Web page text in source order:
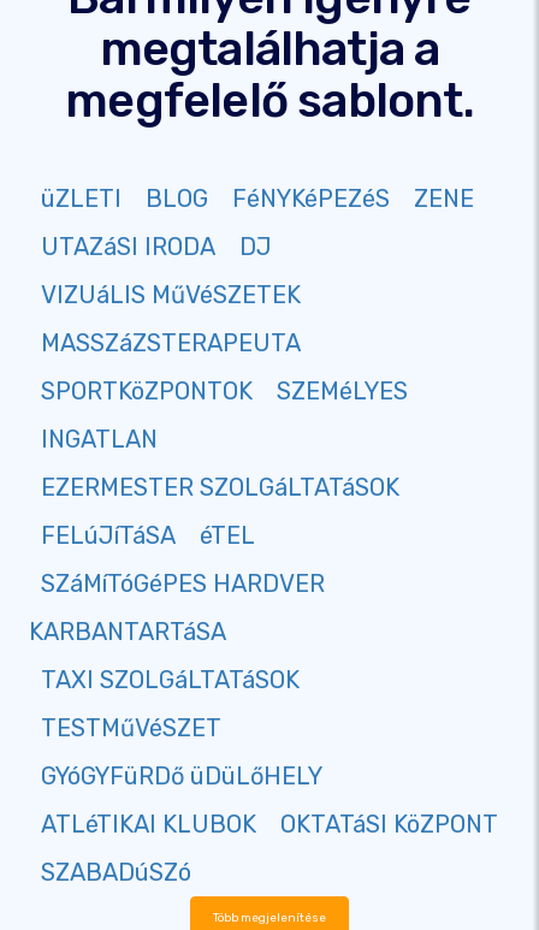
megtalálhatja a
megfelelő sablont.
üZLETI BLOG FéNYKéPEZéS
ZENE
UTAZáSI IRODA
DJ
VIZUáLIS MűVéSZETEK
MASSZáZSTERAPEUTA
SPORTKöZPONTOK
SZEMéLYES
INGATLAN
EZERMESTER SZOLGáLTATáSOK
FELúJíTáSA
éTEL
SZáMíTóGéPES HARDVER
KARBANTARTáSA
TAXI SZOLGáLTATáSOK
TESTMűVéSZET
GYóGYFüRDő üDüLőHELY
ATLéTIKAI KLUBOK
OKTATáSI KöZPONT
SZABADúSZó
Több megjelenítése